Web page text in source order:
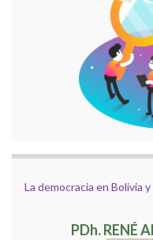
La democracia en Bolivia
PDh. RENÉ